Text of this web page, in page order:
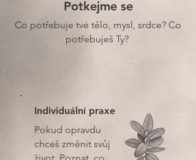
Potkejme se
Co potřebuje tvé tělo, mysl, srdce? Co
potřebuješ Ty?
Individuální praxe
Pokud opravdu
chceš změnit svůj